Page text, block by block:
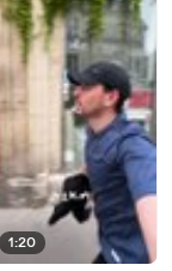
1:20